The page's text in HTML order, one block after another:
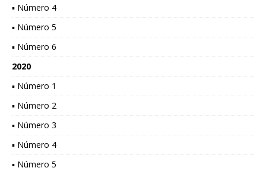
▪ Número 4
▪ Número 5
▪ Número 6
2020
▪ Número 1
▪ Número 2
▪ Número 3
▪ Número 4
▪ Número 5